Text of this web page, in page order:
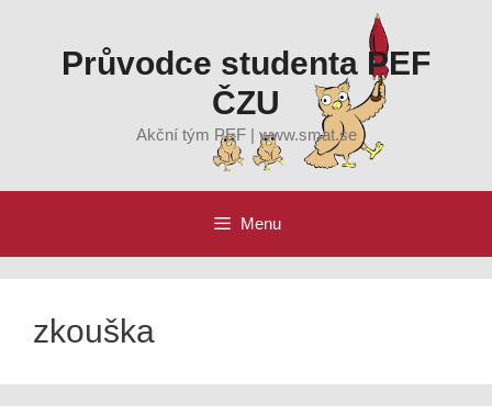
Průvodce studenta PEF
ČZU
Akční tým PEF | www.smat.se
Menu
zkouška